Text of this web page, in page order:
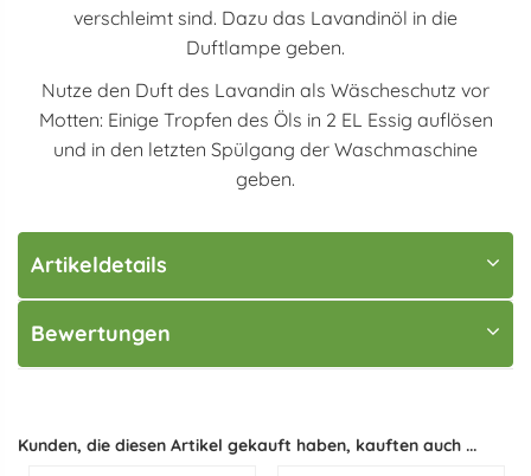
verschleimt sind. Dazu das Lavandinöl in die
Duftlampe geben.
Nutze den Duft des Lavandin als Wäscheschutz vor
Motten: Einige Tropfen des Öls in 2 EL Essig auflösen
und in den letzten Spülgang der Waschmaschine
geben.
Artikeldetails
Bewertungen
Kunden, die diesen Artikel gekauft haben, kauften auch ...